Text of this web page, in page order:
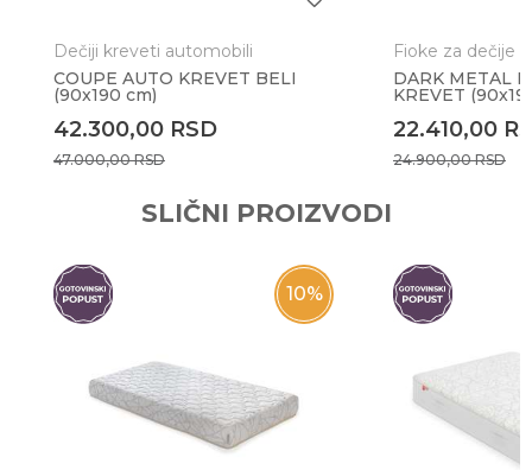
Anti-spam zaštita - izračunajte koliko je 9 - 4 :
Dečiji kreveti automobili
COUPE AUTO KREVET BELI
(90x190 cm)
42.300,00 RSD
47.000,00RSD
Fioke za dečije
DARK METAL
KREVET
22.410,00
24.900,00RSD
SLIČNI PROIZVODI
10%